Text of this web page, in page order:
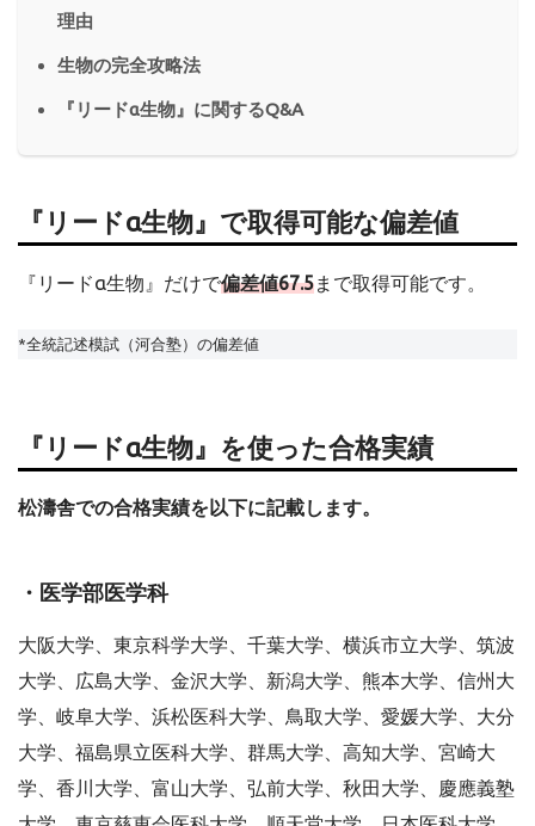
理由
生物の完全攻略法
『リードα生物』に関するQ&A
『リードα生物』で取得可能な偏差値
『リードα生物』だけで偏差値67.5まで取得可能です。
*全統記述模試（河合塾）の偏差値
『リードα生物』を使った合格実績
松濤舎での合格実績を以下に記載します。
・医学部医学科
大阪大学、東京科学大学、千葉大学、横浜市立大学、筑波
大学、広島大学、金沢大学、新潟大学、熊本大学、信州大
学、岐阜大学、浜松医科大学、鳥取大学、愛媛大学、大分
大学、福島県立医科大学、群馬大学、高知大学、宮崎大
学、香川大学、富山大学、弘前大学、秋田大学、慶應義塾